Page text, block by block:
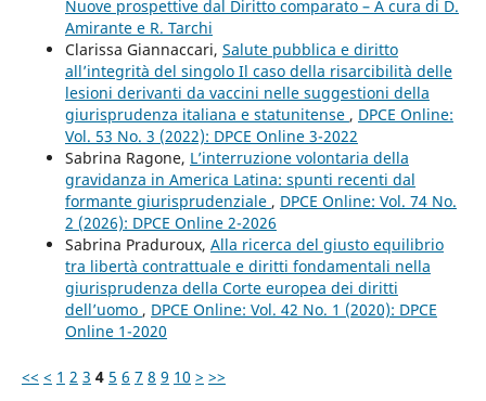
Nuove prospettive dal Diritto comparato – A cura di D.
Amirante e R. Tarchi
Clarissa Giannaccari, Salute pubblica e diritto
all’integrità del singolo Il caso della risarcibilità delle
lesioni derivanti da vaccini nelle suggestioni della
giurisprudenza italiana e statunitense , DPCE Online:
Vol. 53 No. 3 (2022): DPCE Online 3-2022
Sabrina Ragone, L’interruzione volontaria della
gravidanza in America Latina: spunti recenti dal
formante giurisprudenziale , DPCE Online: Vol. 74 No.
2 (2026): DPCE Online 2-2026
Sabrina Praduroux, Alla ricerca del giusto equilibrio
tra libertà contrattuale e diritti fondamentali nella
giurisprudenza della Corte europea dei diritti
dell’uomo , DPCE Online: Vol. 42 No. 1 (2020): DPCE
Online 1-2020
<< < 1 2 3 4 5 6 7 8 9 10 > >>